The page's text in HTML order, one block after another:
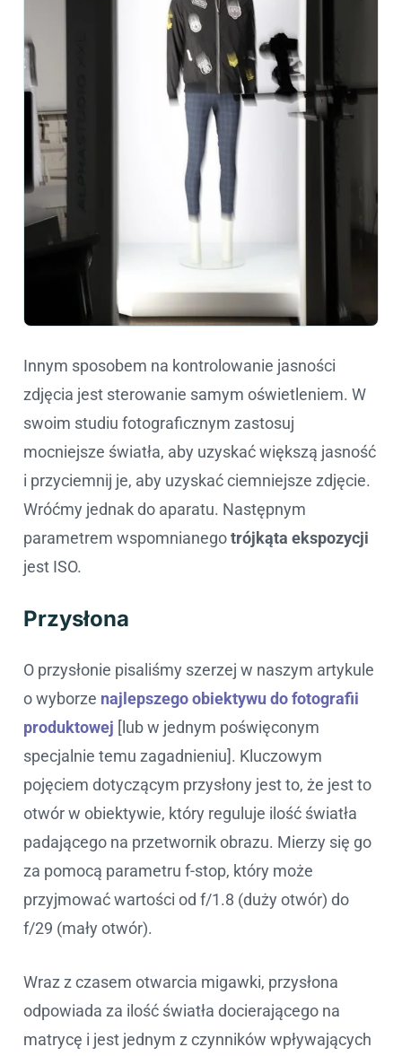
Innym sposobem na kontrolowanie jasności
zdjęcia jest sterowanie samym oświetleniem. W
swoim studiu fotograficznym zastosuj
mocniejsze światła, aby uzyskać większą jasność
i przyciemnij je, aby uzyskać ciemniejsze zdjęcie.
Wróćmy jednak do aparatu. Następnym
parametrem wspomnianegotrójkąta ekspozycji
jest ISO.
Przysłona
O przysłonie pisaliśmy szerzej w naszym artykule
o wyborze najlepszego obiektywu do fotografii
produktowej [lub w jednym poświęconym
specjalnie temu zagadnieniu]. Kluczowym
pojęciem dotyczącym przysłony jest to, że jest to
otwór w obiektywie, który reguluje ilość światła
padającego na przetwornik obrazu. Mierzy się go
za pomocą parametru f-stop, który może
przyjmować wartości od f/1.8 (duży otwór) do
f/29 (mały otwór).
Wraz z czasem otwarcia migawki, przysłona
odpowiada za ilość światła docierającego na
matrycę i jest jednym z czynników wpływających